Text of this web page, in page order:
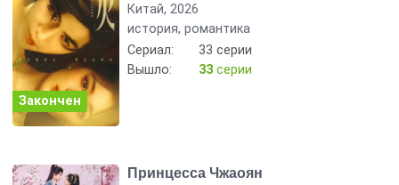
Китай, 2026
история, романтика
Сериал:
33 серии
Вышло:
33 серии
Закончен
Принцесса Чжаоян